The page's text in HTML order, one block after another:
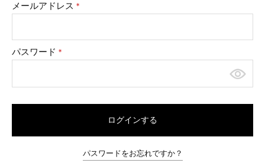
メールアドレス
(必
パスワード
(必
ログインする
パスワードをお忘れですか？